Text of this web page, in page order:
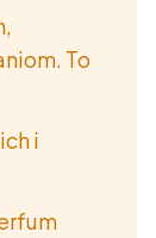
To
i